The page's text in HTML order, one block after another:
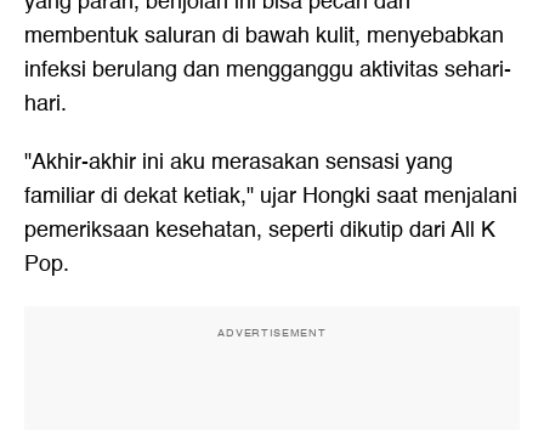
membentuk saluran di bawah kulit, menyebabkan
infeksi berulang dan mengganggu aktivitas sehari-
hari.
"Akhir-akhir ini aku merasakan sensasi yang
familiar di dekat ketiak," ujar Hongki saat menjalani
pemeriksaan kesehatan, seperti dikutip dari All K
Pop.
ADVERTISEMENT